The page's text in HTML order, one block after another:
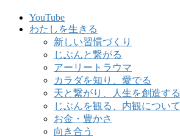
YouTube
わたしを生きる
新しい習慣づくり
じぶんと繋がる
アーリートラウマ
カラダを知り、愛でる
天と繋がり、人生を創造する
じぶんを観る、内観について
お金・豊かさ
向き合う